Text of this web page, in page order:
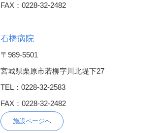
FAX：0228-32-2482
石橋病院
〒989-5501
宮城県栗原市若柳字川北堤下27
TEL：0228-32-2583
FAX：0228-32-2482
施設ページへ